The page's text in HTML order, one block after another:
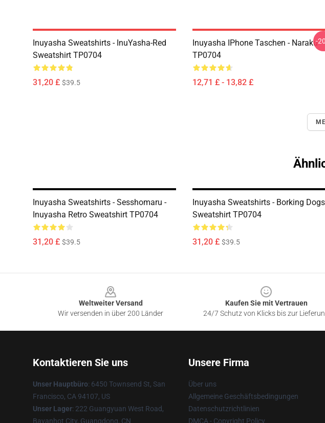
Inuyasha Sweatshirts - InuYasha-Red
Sweatshirt TP0704
31,20 £ $39.5
Inuyasha IPhone Taschen - Naraku
TP0704
12,71 £ - 13,82 £
-
Inuyasha Sweatshirts - Sesshomaru -
Inuyasha Retro Sweatshirt TP0704
31,20 £ $39.5
Inuyasha Sweatshirts - Borking Dogs
Sweatshirt TP0704
31,20 £ $39.5
Weltweiter Versand
Wir versenden in über 200 Länder
Kaufen Sie mit Vertrauen
24/7 Schutz von Klicks bis zur
Kontaktieren Sie uns
Unser Hauptbüro: 6450 Townsend St, San
Francisco, CA 94107, US
Unser Lager: 222 Guangyuan West Road,
Bayanhot City, Guangdong, CN
Unsere Firma
Über uns
Allgemeine Geschäftsbedingungen
Datenschutzrichtlinien
DMCA - Copyright Policy